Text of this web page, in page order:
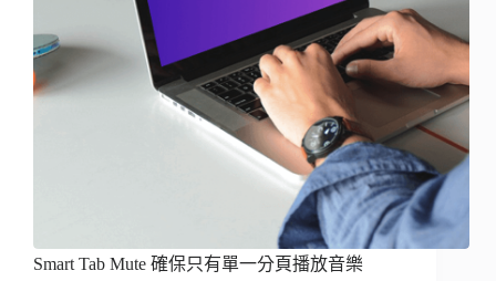
Smart Tab Mute 確保只有單一分頁播放音樂